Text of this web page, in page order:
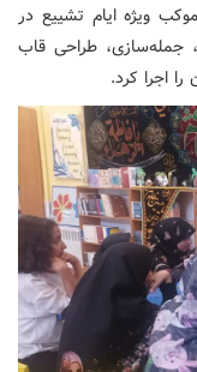
ویژه ایام تشییع در
جمله‌سازی، طراحی قاب
اجرا کرد.